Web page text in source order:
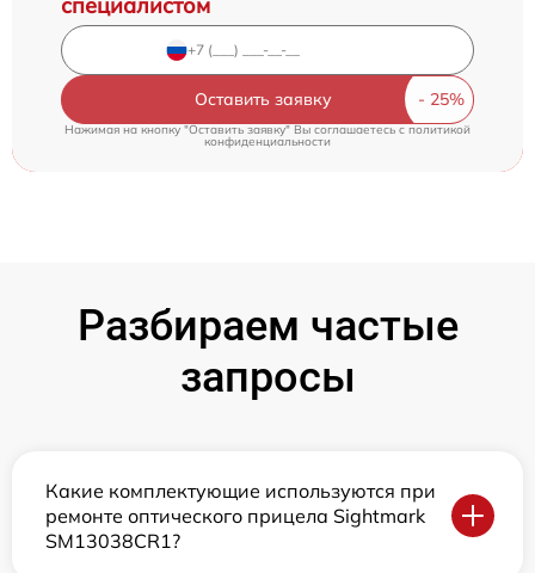
Оставить заявку
Нажимая на кнопку "Оставить заявку" Вы соглашаетесь cполитикой
конфиденциальности
Разбираем частые
запросы
Какие комплектующие используются при
ремонте оптического прицела Sightmark
SM13038CR1?